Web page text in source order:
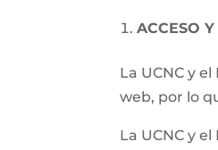
ACCESO
La UCNC y
web, por lo
La UCNC y